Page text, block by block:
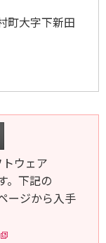
町大字下新田
ウェア
。下記の
ージから入手